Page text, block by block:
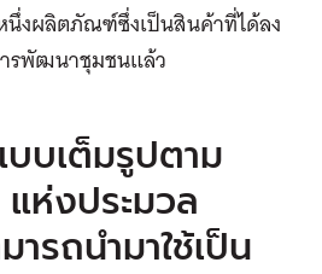
งผลิตภัณฑ์ซึ่งเป็นสินค้าที่ได้ลง
รพัฒนาชุมชนแล้ว
บเต็มรูปตาม
ห่งประมวล
รถนำมาใช้เป็น